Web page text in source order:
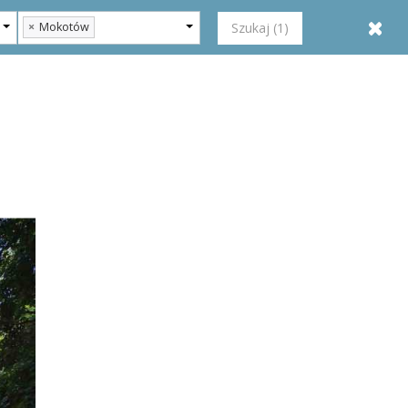
+48 22 622 10 10 Kontakt
× Mokotów Szukaj (1)